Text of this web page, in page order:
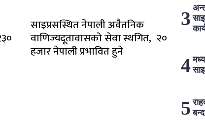
साइप्रसस्थित नेपाली अवैतनिक
वाणिज्यदूतावासको सेवा स्थगित, २०
हजार नेपाली प्रभावित हुने